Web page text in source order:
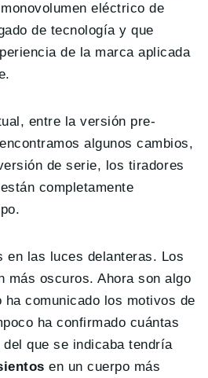
eléctrico de
de tecnología y que
de la marca aplicada
entre la versión pre-
algunos cambios,
de serie, los tiradores
completamente
en las luces delanteras. Los
más oscuros. Ahora son algo
comunicado los motivos de
ha confirmado cuántas
que se indicaba tendría
en un cuerpo más